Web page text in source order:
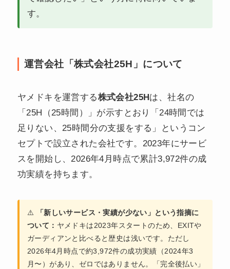
す。
運営会社「株式会社25H」について
ヤメドキを運営する株式会社25Hは、社名の
「25H（25時間）」が示すとおり「24時間では
足りない、25時間分の支援をする」というコン
セプトで設立された会社です。2023年にサービ
スを開始し、2026年4月時点で累計3,972件の成
功実績を持ちます。
⚠️
「新しいサービス・実績が少ない」という指摘に
ついて： ヤメドキは2023年スタートのため、EXITや
ガーディアンと比べると歴史は浅いです。ただし
2026年4月時点で約3,972件の成功実績（2024年3
月〜）があり、ゼロではありません。「完全後払い」